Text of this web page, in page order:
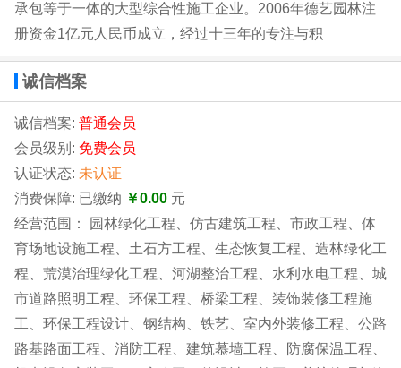
承包等于一体的大型综合性施工企业。2006年德艺园林注
册资金1亿元人民币成立，经过十三年的专注与积
诚信档案
诚信档案: 普通会员
会员级别: 免费会员
认证状态: 未认证
消费保障: 已缴纳 ￥0.00 元
经营范围： 园林绿化工程、仿古建筑工程、市政工程、体
育场地设施工程、土石方工程、生态恢复工程、造林绿化工
程、荒漠治理绿化工程、河湖整治工程、水利水电工程、城
市道路照明工程、环保工程、桥梁工程、装饰装修工程施
工、环保工程设计、钢结构、铁艺、室内外装修工程、公路
路基路面工程、消防工程、建筑慕墙工程、防腐保温工程、